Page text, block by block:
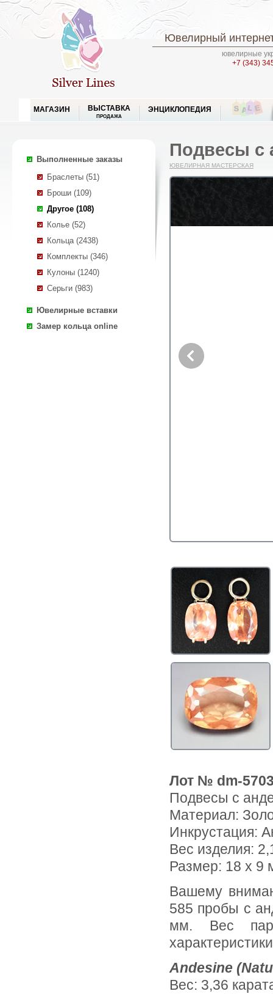
Ювелирный
ювелирные
+7 (343)
МАГАЗИН ВЫСТАВКА
ПРОДАЖА
ЭНЦИКЛОПЕДИЯ
Выполненные заказы
Браслеты (51)
Броши (109)
Другое (108)
Колье (52)
Кольца (2438)
Комплекты (346)
Кулоны (1240)
Серьги (983)
Ювелирные вставки
Замер кольца online
Подвесы с
ЮВЕЛИРНАЯ МАСТЕРСКАЯ
Лот № dm-
Подвесы с
Материал:
Инкрустация:
Вес изделия:
Размер: 18 х 9
Вашему вниманию предлагаются подвесы из желтого золота
585 пробы с
мм. Вес
Andesine
Вес: 3,36